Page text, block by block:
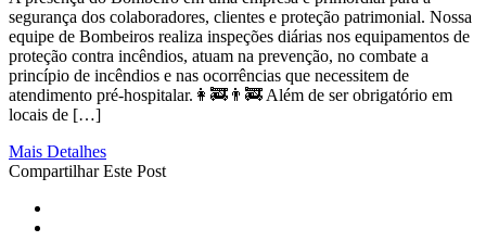
segurança dos colaboradores, clientes e proteção patrimonial. Nossa
equipe de Bombeiros realiza inspeções diárias nos equipamentos de
proteção contra incêndios, atuam na prevenção, no combate a
princípio de incêndios e nas ocorrências que necessitem de
atendimento pré-hospitalar.👩‍🚒👨‍🚒 Além de ser obrigatório em
locais de […]
Mais Detalhes
Compartilhar Este Post